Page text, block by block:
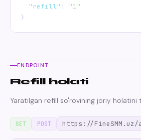
"refill" :
"1"
}
ENDPOINT
Refill holati
Yaratilgan refill so'rovining joriy holatini
GET POST https://FineSMM.uz/